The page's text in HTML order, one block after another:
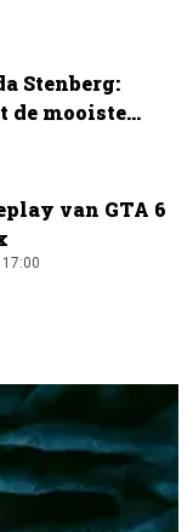
Stenberg:
de mooiste
van GTA 6